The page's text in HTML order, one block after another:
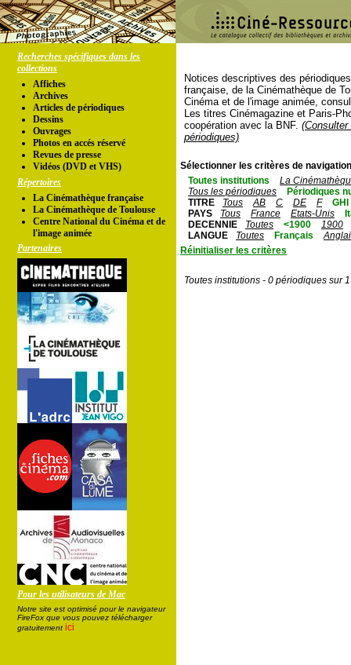
Recherches spécifiques dans les
collections
Affiches
Archives
Articles de périodiques
Dessins
Ouvrages
Photos en accés réservé
Revues de presse
Vidéos (DVD et VHS)
Répertoires
La Cinémathèque française
La Cinémathèque de Toulouse
Centre National du Cinéma et de
l'image animée
Partenaires
Pour les utilisateurs de Mac
Notre site est optimisé pour le navigateur
FireFox que vous pouvez télécharger
gratuitement ici
Notices descriptives des
française, de la Cinémathèque de
Cinéma et de l'image animée,
Les titres Cinémagazine et Paris-
coopération avec la BNF.
périodiques)
Sélectionner les critères de
Toutes institutions
La
Tous les périodiques
Périodiques
TITRE
Tous AB C DE F
GHI
PAYS
Tous France Etats-Unis
DECENNIE
Toutes <1900
1900
LANGUE
Toutes Français
Réinitialiser les critères
Toutes institutions - 0 périodiques sur